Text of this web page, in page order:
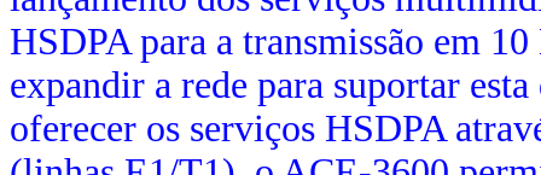
HSDPA para a transmissão em
expandir a rede para suportar
oferecer os serviços HSDPA